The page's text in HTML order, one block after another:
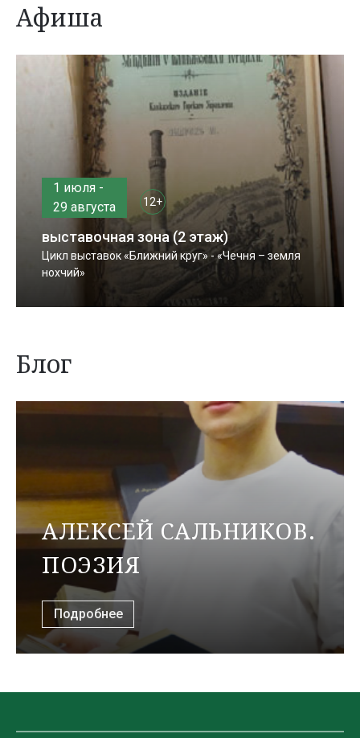
Афиша
1 июля -
29 августа
12+
выставочная зона (2 этаж)
Цикл выставок «Ближний круг» - «Чечня – земля
нохчий»
Блог
АЛЕКСЕЙ САЛЬНИКОВ.
ПОЭЗИЯ
Подробнее